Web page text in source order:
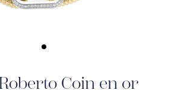
Coin en or